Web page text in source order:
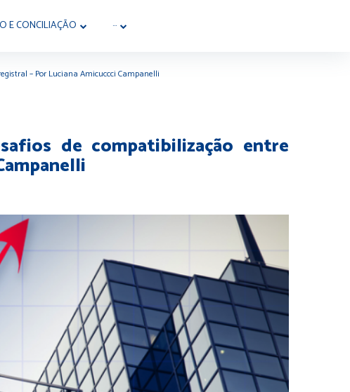
E CONCILIAÇÃO ···
– Por Luciana Amicuccci Campanelli
de compatibilização entre